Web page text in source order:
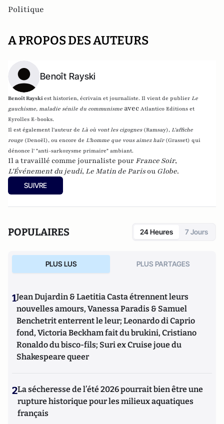
Politique
A PROPOS DES AUTEURS
Benoît Rayski
Benoît Rayskiest historien, écrivain et journaliste. Il vient de publier Le
gauchisme, maladie sénile du communisme avec Atlantico Editions et
Eyrolles E-books.
Il est également l'auteur de Là où vont les cigognes (Ramsay), L'affiche
rouge (Denoël), ou encore de L'homme que vous aimez haïr (Grasset) qui
dénonce l' "anti-sarkozysme primaire" ambiant.
Il a travaillé comme journaliste pour France Soir,
L'Événement du jeudi, Le Matin de Parisou Globe.
SUIVRE
POPULAIRES 24 Heures 7 Jours
PLUS LUS PLUS PARTAGES
1Jean Dujardin & Laetitia Casta étrennent leurs
nouvelles amours, Vanessa Paradis & Samuel
Benchetrit enterrent le leur; Leonardo di Caprio
fond, Victoria Beckham fait du brukini, Cristiano
Ronaldo du bisco-fils; Suri ex Cruise joue du
Shakespeare queer
2La sécheresse de l’été 2026 pourrait bien être une
rupture historique pour les milieux aquatiques
français